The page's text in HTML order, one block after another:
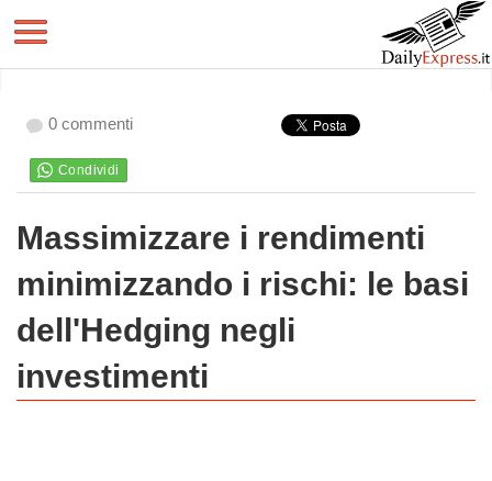
0 commenti
Massimizzare i rendimenti
minimizzando i rischi: le basi
dell'Hedging negli
investimenti